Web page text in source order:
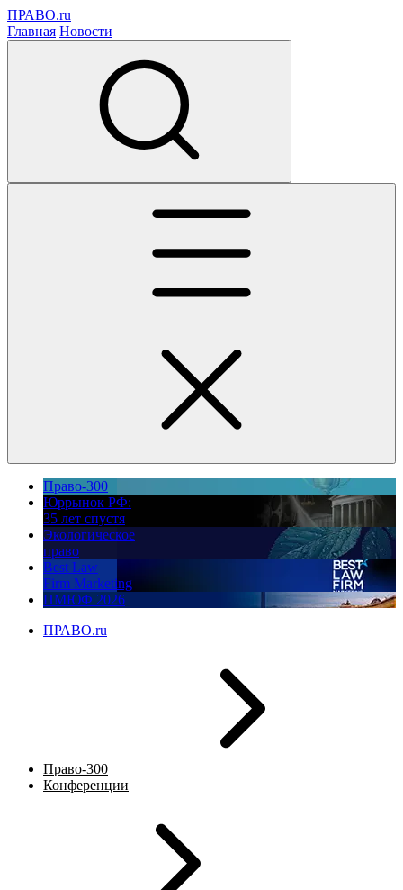
ПРАВО.ru
Главная Новости
Право-300
Юррынок РФ:
35 лет спустя
Экологическое
право
Best Law
Firm Marketing
ПМЮФ 2026
ПРАВО.ru
Право-300
Конференции